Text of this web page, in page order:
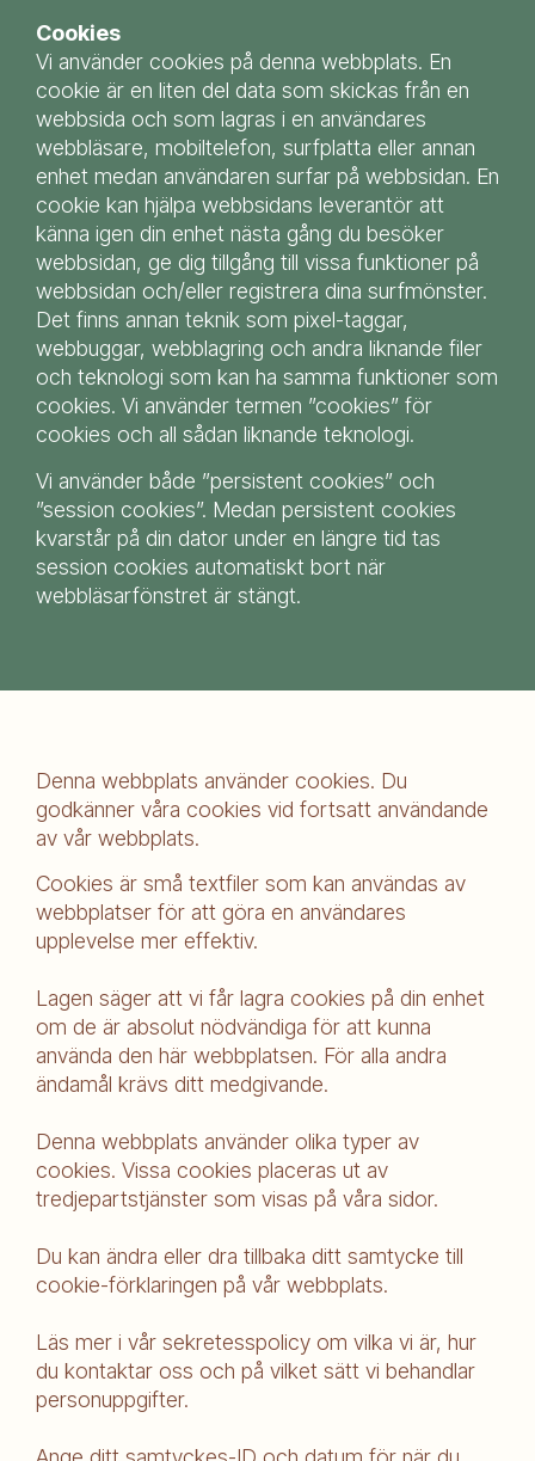
Cookies
Vi använder cookies på denna webbplats. En
cookie är en liten del data som skickas från en
webbsida och som lagras i en användares
webbläsare, mobiltelefon, surfplatta eller annan
enhet medan användaren surfar på webbsidan. En
cookie kan hjälpa webbsidans leverantör att
känna igen din enhet nästa gång du besöker
webbsidan, ge dig tillgång till vissa funktioner på
webbsidan och/eller registrera dina surfmönster.
Det finns annan teknik som pixel-taggar,
webbuggar, webblagring och andra liknande filer
och teknologi som kan ha samma funktioner som
cookies. Vi använder termen ”cookies” för
cookies och all sådan liknande teknologi.
Vi använder både ”persistent cookies” och
”session cookies”. Medan persistent cookies
kvarstår på din dator under en längre tid tas
session cookies automatiskt bort när
webbläsarfönstret är stängt.
Denna webbplats använder cookies. Du
godkänner våra cookies vid fortsatt användande
av vår webbplats.
Cookies är små textfiler som kan användas av
webbplatser för att göra en användares
upplevelse mer effektiv.
Lagen säger att vi får lagra cookies på din enhet
om de är absolut nödvändiga för att kunna
använda den här webbplatsen. För alla andra
ändamål krävs ditt medgivande.
Denna webbplats använder olika typer av
cookies. Vissa cookies placeras ut av
tredjepartstjänster som visas på våra sidor.
Du kan ändra eller dra tillbaka ditt samtycke till
cookie-förklaringen på vår webbplats.
Läs mer i vår sekretesspolicy om vilka vi är, hur
du kontaktar oss och på vilket sätt vi behandlar
personuppgifter.